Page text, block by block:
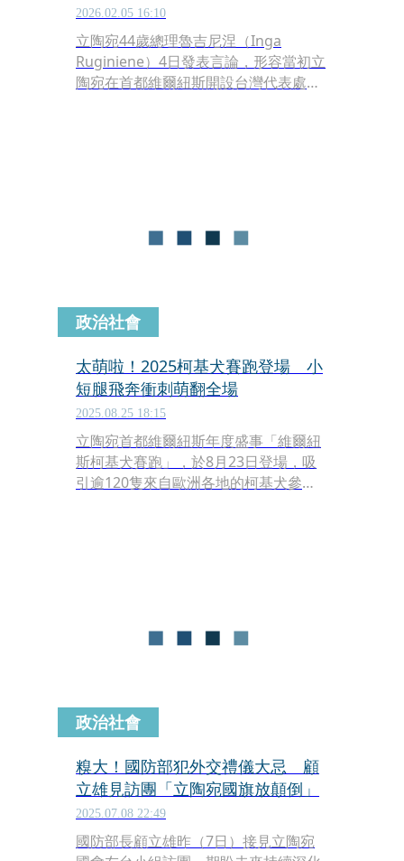
2026.02.05 16:10
立陶宛44歲總理魯吉尼涅（Inga
Ruginiene）4日發表言論，形容當初立
陶宛在首都維爾紐斯開設台灣代表處是
政治社會
太萌啦！2025柯基犬賽跑登場 小
短腿飛奔衝刺萌翻全場
2025.08.25 18:15
立陶宛首都維爾紐斯年度盛事「維爾紐
斯柯基犬賽跑」，於8月23日登場，吸
引逾120隻來自歐洲各地的柯基犬參
政治社會
糗大！國防部犯外交禮儀大忌 顧
立雄見訪團「立陶宛國旗放顛倒」
2025.07.08 22:49
國防部長顧立雄昨（7日）接見立陶宛